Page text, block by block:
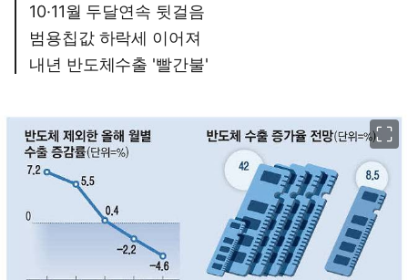
10·11월 두달연속 뒷걸음
범용칩값 하락세 이어져
내년 반도체수출 '빨간불'